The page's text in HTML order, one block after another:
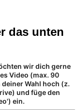
das unten
wir dich gerne
Video (max. 90
Wahl hoch (z.
und füge den
ein.